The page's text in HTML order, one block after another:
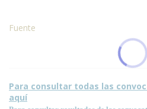
Fuente
Para consultar todas las
aquí